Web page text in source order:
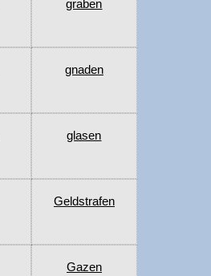
graben
gnaden
glasen
Geldstrafen
Gazen